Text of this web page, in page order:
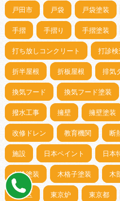
戸田市 戸袋 戸袋塗装
手摺 手摺り 手摺塗装
打ち放しコンクリート 打診検
折半屋根 折板屋根 排気
換気フード 換気フード塗装
撥水工事 擁壁 擁壁塗装
改修ドレン 教育機関 断
施設 日本ペイント 日本
木枠塗装 木格子塗装 木
杉並区 東京炉 東京都